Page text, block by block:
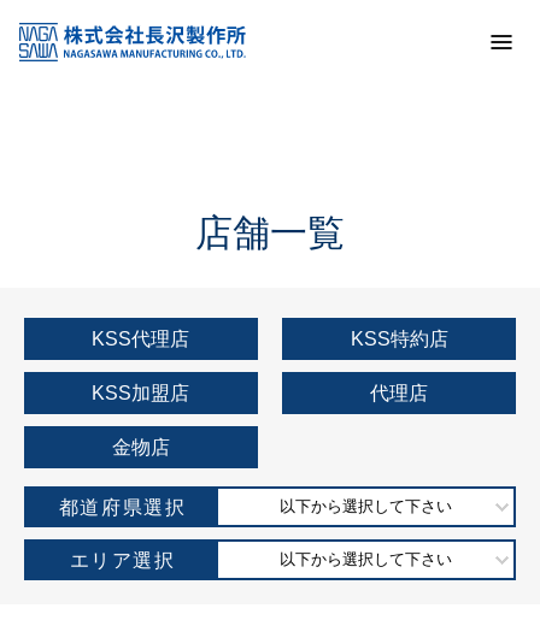
KSS加盟店・取扱店情報
店舗一覧
店舗一覧
KSS代理店 KSS特約店
KSS加盟店 代理店
金物店
都道府県選択 以下から選択して下さい
エリア選択 以下から選択して下さい